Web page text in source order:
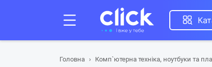
Головна Комп`ютерна техніка, ноутбуки та